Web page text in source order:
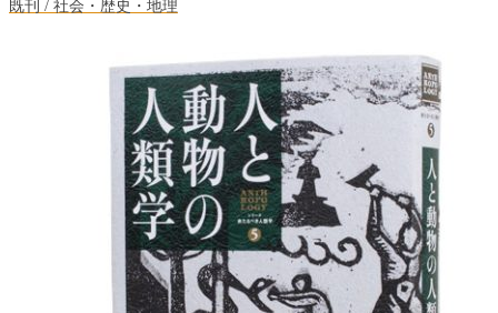
既刊 / 社会・歴史・地理